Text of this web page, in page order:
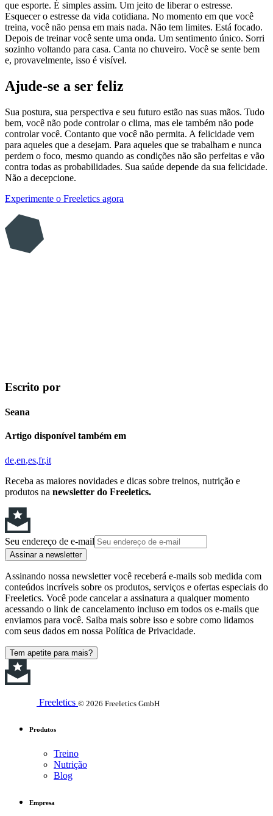
que esporte. É simples assim. Um jeito de liberar o estresse.
Esquecer o estresse da vida cotidiana. No momento em que você
treina, você não pensa em mais nada. Não tem limites. Está focado.
Depois de treinar você sente uma onda. Um sentimento único. Sorri
sozinho voltando para casa. Canta no chuveiro. Você se sente bem
e, provavelmente, isso é visível.
Ajude-se a ser feliz
Sua postura, sua perspectiva e seu futuro estão nas suas mãos. Tudo
bem, você não pode controlar o clima, mas ele também não pode
controlar você. Contanto que você não permita. A felicidade vem
para aqueles que a desejam. Para aqueles que se trabalham e nunca
perdem o foco, mesmo quando as condições não são perfeitas e vão
contra todas as probabilidades. Sua saúde depende da sua felicidade.
Não a decepcione.
Experimente o Freeletics agora
Escrito por
Seana
Artigo disponível também em
de en es fr it
Receba as maiores novidades e dicas sobre treinos, nutrição e
produtos na newsletter do Freeletics.
Seu endereço de e-mail
Assinar a newsletter
Assinando nossa newsletter você receberá e-mails sob medida com
conteúdos incríveis sobre os produtos, serviços e ofertas especiais do
Freeletics. Você pode cancelar a assinatura a qualquer momento
acessando o link de cancelamento incluso em todos os e-mails que
enviamos para você. Saiba mais sobre isso e sobre como lidamos
com seus dados em nossa Política de Privacidade.
Tem apetite para mais?
Freeletics © 2026 Freeletics GmbH
Produtos
Treino
Nutrição
Blog
Empresa